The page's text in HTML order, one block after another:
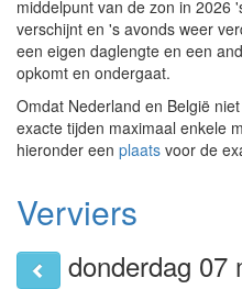
middelpunt van de zon in 2026
verschijnt en 's avonds weer
een eigen daglengte en een
opkomt en ondergaat.
Omdat Nederland en België
exacte tijden maximaal enkele
hieronder een plaats voor de
Verviers
donderdag 07